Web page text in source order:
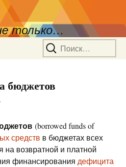
только…
Найти:
бюджетов
(borrowed funds of
средств в бюджетах всех
на возвратной и платной
финансирования дефицита